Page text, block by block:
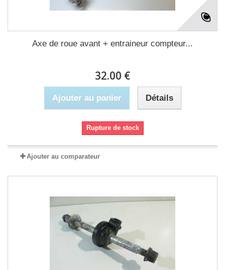
Axe de roue avant + entraineur compteur...
32.00 €
Ajouter au panier Détails
Rupture de stock
Ajouter au comparateur